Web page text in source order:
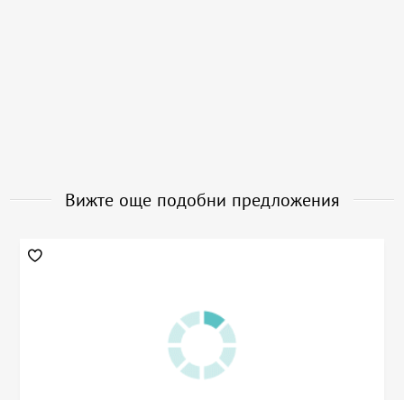
Вижте още подобни предложения